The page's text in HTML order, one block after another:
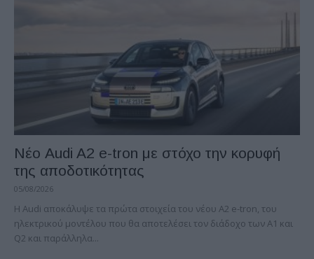
Νέο Audi A2 e-tron με στόχο την κορυφή
της αποδοτικότητας
05/08/2026
Η Audi αποκάλυψε τα πρώτα στοιχεία του νέου A2 e-tron, του
ηλεκτρικού μοντέλου που θα αποτελέσει τον διάδοχο των A1 και
Q2 και παράλληλα...